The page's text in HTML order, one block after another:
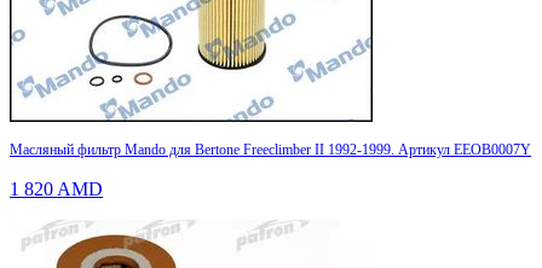
Масляный фильтр Mando для Bertone Freeclimber II 1992-1999. Артикул EEOB0007Y
1 820 AMD